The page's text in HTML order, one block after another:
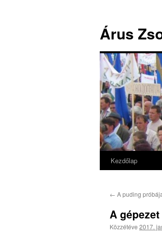
Árus
Kilépés
tartalomba
Kezdőlap
← A puding
A
Közzétéve 2017.